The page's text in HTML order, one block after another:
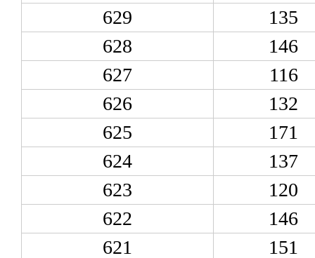
629
135
628
146
627
116
626
132
625
171
624
137
623
120
622
146
621
151